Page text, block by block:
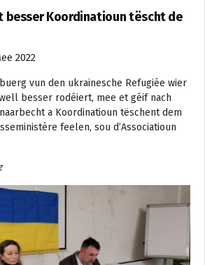
besser Koordinatioun tëscht de
2022
vun den ukrainesche Refugiée wier
besser rodéiert, mee et géif nach
a Koordinatioun tëschent dem
feelen, sou d’Associatioun